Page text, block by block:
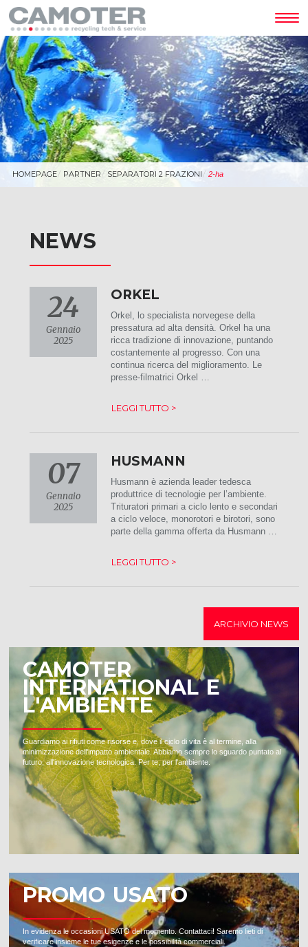
HOMEPAGE PARTNER SEPARATORI 2 FRAZIONI 2-ha
NEWS
24
Gennaio
2025
ORKEL
Orkel, lo specialista norvegese della
pressatura ad alta densità. Orkel ha una
ricca tradizione di innovazione, puntando
costantemente al progresso. Con una
continua ricerca del miglioramento. Le
presse-filmatrici Orkel …
LEGGI TUTTO >
07
Gennaio
2025
HUSMANN
Husmann è azienda leader tedesca
produttrice di tecnologie per l’ambiente.
Trituratori primari a ciclo lento e secondari
a ciclo veloce, monorotori e birotori, sono
parte della gamma offerta da Husmann …
LEGGI TUTTO >
ARCHIVIO NEWS
CAMOTER
INTERNATIONAL E
L'AMBIENTE
Guardiamo ai rifiuti come risorse e, dove il ciclo di vita è al termine, alla
minimizzazione dell'impatto ambientale. Abbiamo sempre lo sguardo puntato al
futuro, all'innovazione tecnologica. Per te, per l'ambiente.
PROMO USATO
In evidenza le occasioni USATO del momento. Contattaci! Saremo lieti di
verificare insieme le tue esigenze e le possibilità commerciali.